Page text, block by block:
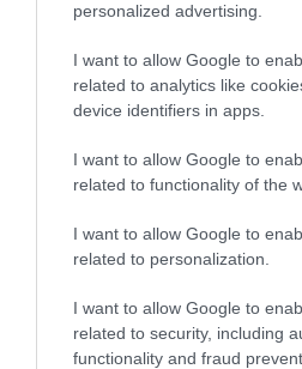
personalized advertising.
I want to allow Google to
related to analytics like
device identifiers in apps.
I want to allow Google to
related to functionality of the
I want to allow Google to
related to personalization.
I want to allow Google to
related to security, including
functionality and fraud
την ασίστ στον Μπεργκ, ο
πρώτο διπλό του
δίνοντάς του μια σπουδαία
Οι συνθέσεις των ομάδων:
:Μπάρκας, Γκάλο,
Αϊντάρεβιτς (46′ Πέκχαρτ),
Χριστοδουλόπουλος),